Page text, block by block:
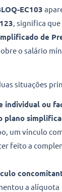
EC103
, significa
de
o salário
situações
individual ou
plano
um vínculo
feito a
a alíquota